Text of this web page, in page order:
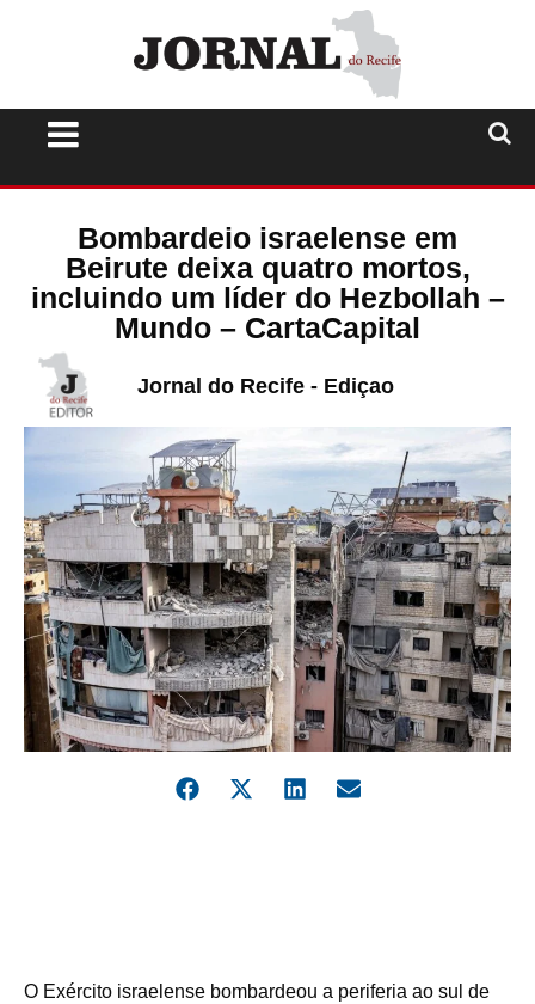
Bombardeio israelense em
Beirute deixa quatro mortos,
incluindo um líder do Hezbollah –
Mundo – CartaCapital
Jornal do Recife - Ediçao
O Exército israelense bombardeou a periferia ao sul de